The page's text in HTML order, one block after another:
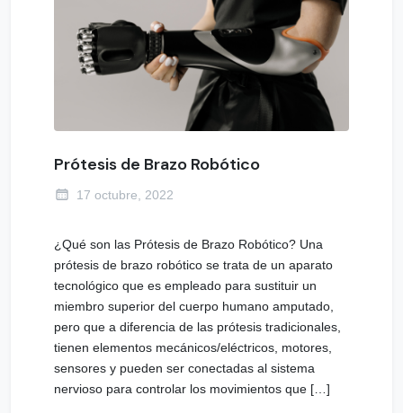
Prótesis de Brazo Robótico
17 octubre, 2022
¿Qué son las Prótesis de Brazo Robótico? Una
prótesis de brazo robótico se trata de un aparato
tecnológico que es empleado para sustituir un
miembro superior del cuerpo humano amputado,
pero que a diferencia de las prótesis tradicionales,
tienen elementos mecánicos/eléctricos, motores,
sensores y pueden ser conectadas al sistema
nervioso para controlar los movimientos que […]